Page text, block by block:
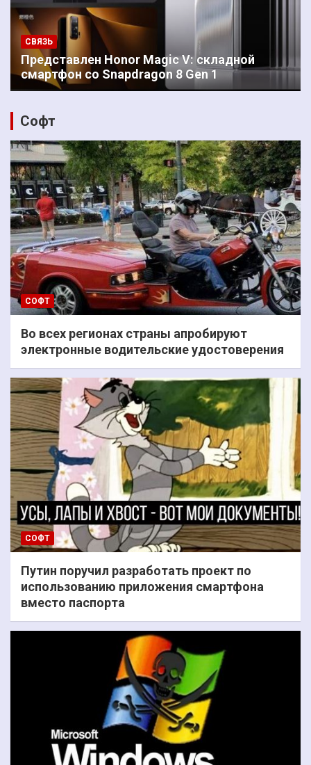
СВЯЗЬ
Представлен Honor Magic V: складной
смартфон со Snapdragon 8 Gen 1
Софт
СОФТ
Во всех регионах страны апробируют
электронные водительские удостоверения
СОФТ
Путин поручил разработать проект по
использованию приложения смартфона
вместо паспорта